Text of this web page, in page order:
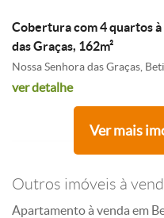
Cobertura com 4 quartos
das Graças, 162m²
Nossa Senhora das Graças,
ver detalhe
Ver mais
Outros imóveis à
Apartamento à venda em